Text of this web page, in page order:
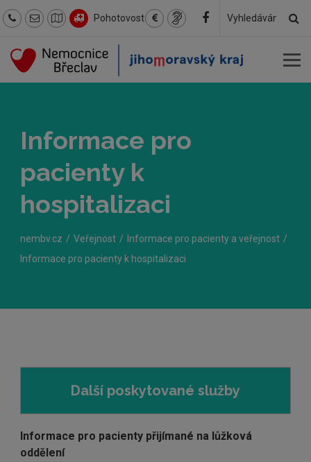
Pohotovost
Hledaný
Informace pro
pacienty k
hospitalizaci
nembv.cz Veřejnost
Informace pro pacienty a veřejnost
Informace pro pacienty k hospitalizaci
Další poskytované služby
Informace pro pacienty přijímané na lůžková
oddělení